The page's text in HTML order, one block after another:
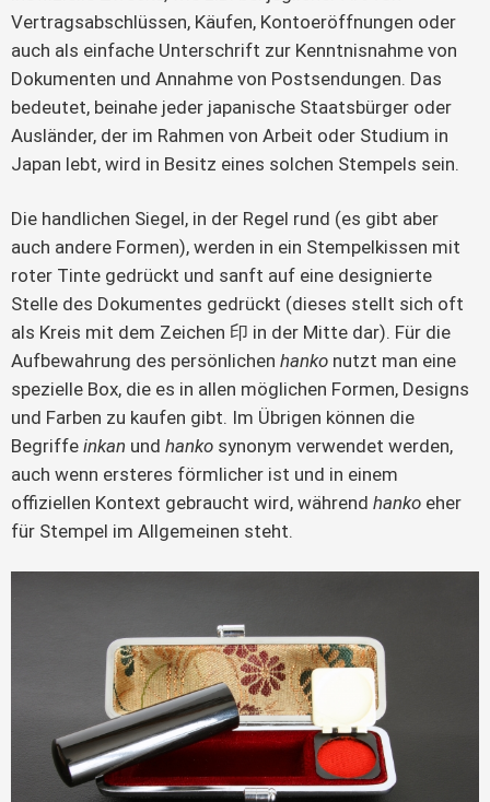
Vertragsabschlüssen, Käufen, Kontoeröffnungen oder
auch als einfache Unterschrift zur Kenntnisnahme von
Dokumenten und Annahme von Postsendungen. Das
bedeutet, beinahe jeder japanische Staatsbürger oder
Ausländer, der im Rahmen von Arbeit oder Studium in
Japan lebt, wird in Besitz eines solchen Stempels sein.
Die handlichen Siegel, in der Regel rund (es gibt aber
auch andere Formen), werden in ein Stempelkissen mit
roter Tinte gedrückt und sanft auf eine designierte
Stelle des Dokumentes gedrückt (dieses stellt sich oft
als Kreis mit dem Zeichen 印 in der Mitte dar). Für die
Aufbewahrung des persönlichen hanko nutzt man eine
spezielle Box, die es in allen möglichen Formen, Designs
und Farben zu kaufen gibt. Im Übrigen können die
Begriffe inkan und hanko synonym verwendet werden,
auch wenn ersteres förmlicher ist und in einem
offiziellen Kontext gebraucht wird, während hanko eher
für Stempel im Allgemeinen steht.